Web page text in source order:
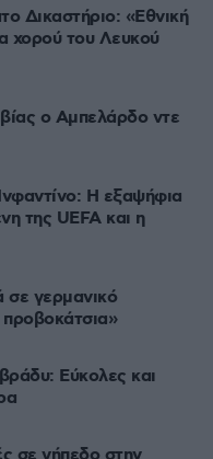
Δικαστήριο: «Εθνική
χορού του Λευκού
ο Αμπελάρδο ντε
Η εξαψήφια
της UEFA και η
σε γερμανικό
Εύκολες και